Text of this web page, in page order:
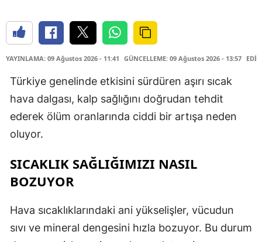
YAYINLAMA: 09 Ağustos 2026 - 11:41 GÜNCELLEME: 09 Ağustos 2026 - 13:57
Türkiye genelinde etkisini sürdüren aşırı sıcak
hava dalgası, kalp sağlığını doğrudan tehdit
ederek ölüm oranlarında ciddi bir artışa neden
oluyor.
SICAKLIK SAĞLIĞIMIZI NASIL
BOZUYOR
Hava sıcaklıklarındaki ani yükselişler, vücudun
sıvı ve mineral dengesini hızla bozuyor. Bu durum